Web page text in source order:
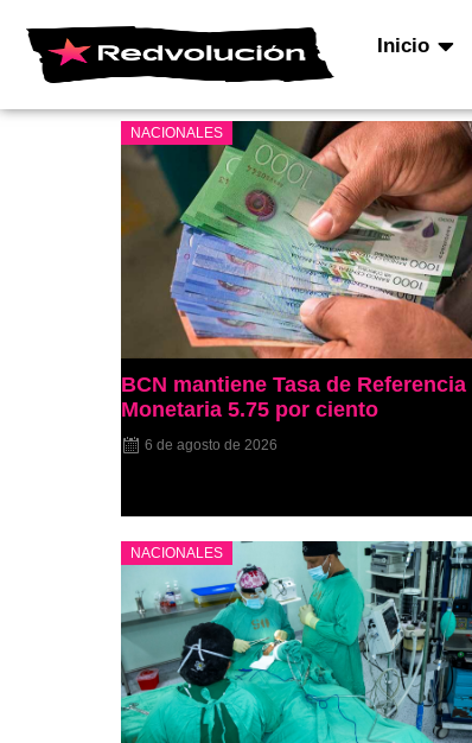
Inicio
NACIONALES
BCN mantiene Tasa de Referencia
Monetaria 5.75 por ciento
6 de agosto de 2026
NACIONALES